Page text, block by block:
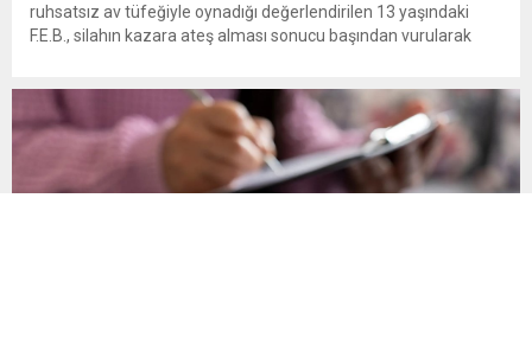
ruhsatsız av tüfeğiyle oynadığı değerlendirilen 13 yaşındaki
F.E.B., silahın kazara ateş alması sonucu başından vurularak
evinde başından silahla vurulmuş halde ölü bulundu. Edinilen
bilgilere göre, mahalledeki...